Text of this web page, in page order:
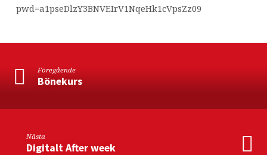
pwd=a1pseDlzY3BNVEIrV1NqeHk1cVpsZz09
Föregående
Bönekurs
Nästa
Digitalt After week